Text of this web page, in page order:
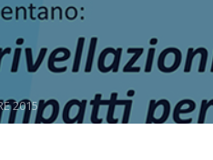
2015